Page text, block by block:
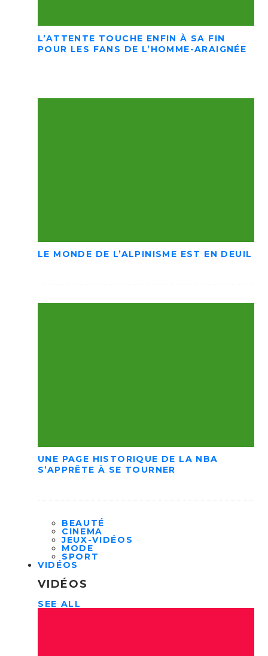
L’ATTENTE TOUCHE ENFIN À SA FIN
POUR LES FANS DE L’HOMME-ARAIGNÉE
LE MONDE DE L’ALPINISME EST EN DEUIL
UNE PAGE HISTORIQUE DE LA NBA
S’APPRÊTE À SE TOURNER
BEAUTÉ
CINEMA
JEUX-VIDÉOS
MODE
SPORT
VIDÉOS
VIDÉOS
SEE ALL